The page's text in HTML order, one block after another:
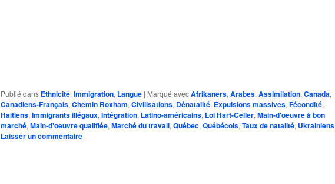
Publié dans Ethnicité, Immigration, Langue | Marqué avecAfrikaners, Arabes, Assimilation, Canada,
Canadiens-Français, Chemin Roxham, Civilisations, Dénatalité, Expulsions massives, Fécondité,
Haitiens, Immigrants illégaux, Intégration, Latino-américains, Loi Hart-Celler, Main-d'oeuvre à bon
marché, Main-d'oeuvre qualifiée, Marché du travail, Québec, Québécois, Taux de natalité, Ukrainiens
Laisser un commentaire